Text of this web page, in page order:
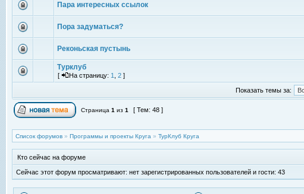
Пара интересных ссылок
Пора задуматься?
Реконьская пустынь
Турклуб
[ На страницу: 1 2 ]
Показать темы за:
Страница 1 из 1 [ Тем: 48 ]
Список форумов » Программы и проекты Круга » ТурКлуб Круга
Кто сейчас на форуме
Сейчас этот форум просматривают: нет зарегистрированных пользователей и гости: 43